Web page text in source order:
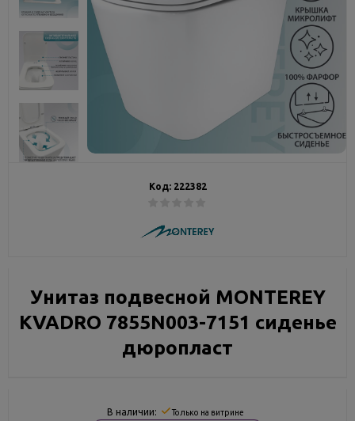
Код: 222382
Унитаз подвесной MONTEREY
KVADRO 7855N003-7151 сиденье
дюропласт
В наличии: Только на витрине